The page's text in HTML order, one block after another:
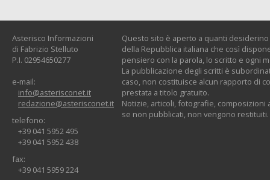
Asterisco Informazioni
di Fabrizio Stelluto
P.I. 02954650277
e-mail:
info@asterisconet.it
redazione@asterisconet.it
telefono:
+39 041 5952 495
+39 041 5952 438
fax:
+39 041 5959 224
Questo sito è aperto a quanti
della Repubblica italiana che così
pensiero con la parola, lo scritto e ogni
La pubblicazione degli scritti è
caso, non costituisce alcun rapporto di
prestata a titolo gratuito.
Notizie, articoli, fotografie, composizioni
se non pubblicati, non vengono restituiti.